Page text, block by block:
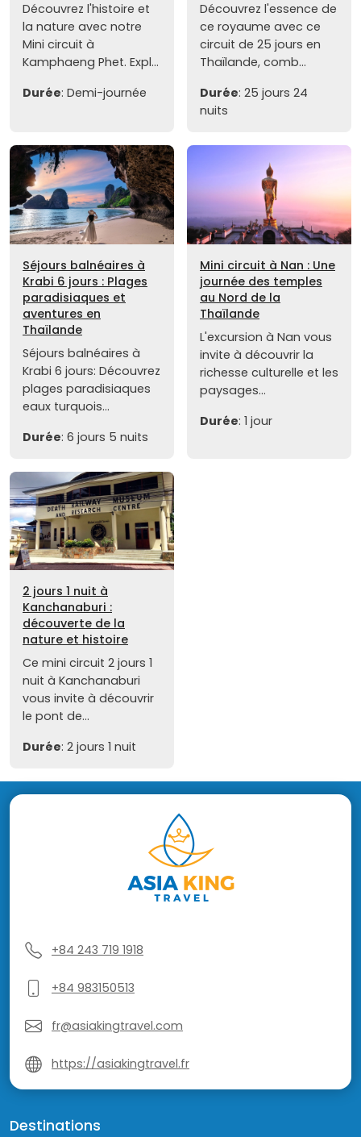
Découvrez l'histoire et
la nature avec notre
Mini circuit à
Kamphaeng Phet. Expl...
Durée: Demi-journée
Découvrez l'essence de
ce royaume avec ce
circuit de 25 jours en
Thaïlande, comb...
Durée: 25 jours 24
nuits
Séjours balnéaires à
Krabi 6 jours : Plages
paradisiaques et
aventures en
Thaïlande
Séjours balnéaires à
Krabi 6 jours: Découvrez
plages paradisiaques
eaux turquois...
Durée: 6 jours 5 nuits
Mini circuit à Nan : Une
journée des temples
au Nord de la
Thaïlande
L'excursion à Nan vous
invite à découvrir la
richesse culturelle et les
paysages...
Durée: 1 jour
2 jours 1 nuit à
Kanchanaburi :
découverte de la
nature et histoire
Ce mini circuit 2 jours 1
nuit à Kanchanaburi
vous invite à découvrir
le pont de...
Durée: 2 jours 1 nuit
+84 243 719 1918
+84 983150513
fr@asiakingtravel.com
https://asiakingtravel.fr
Destinations